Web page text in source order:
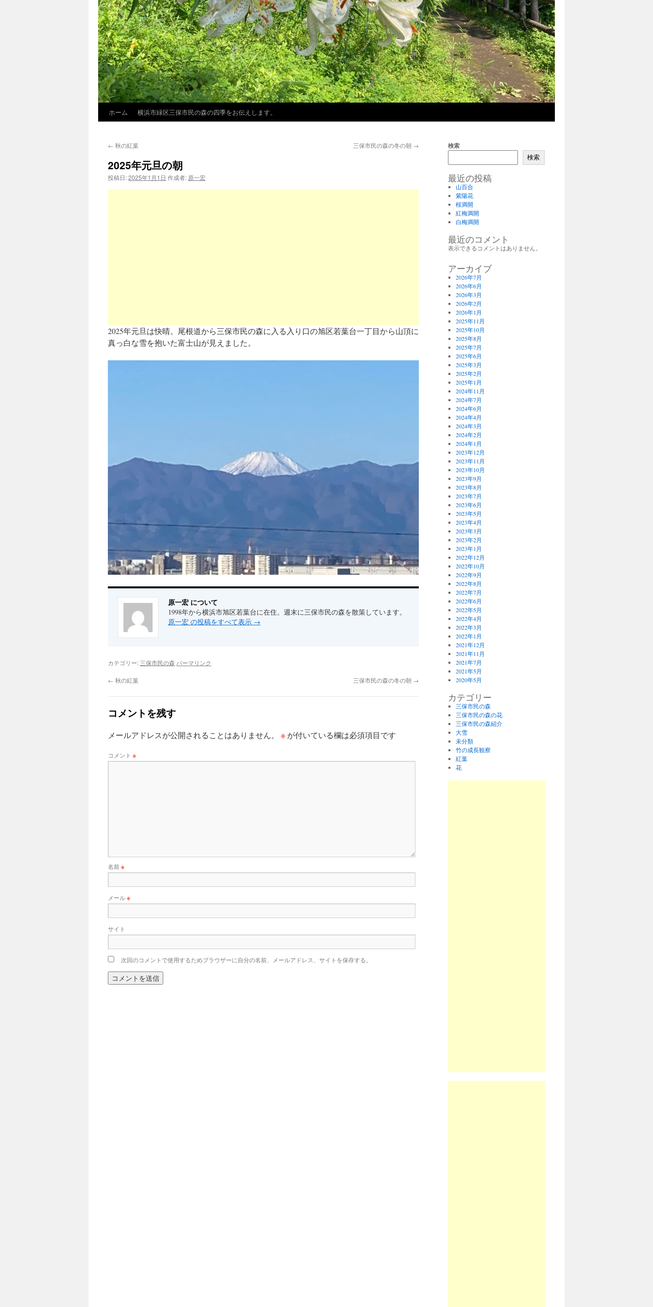
ホーム 横浜市緑区三保市民の森の四季をお伝えします。
← 秋の紅葉 三保市民の森の冬の朝 →
2025年元旦の朝
投稿日:2025年1月1日 作成者: 原一宏
2025年元旦は快晴。尾根道から三保市民の森に入る入り口の旭区若葉台一丁目から山頂に
真っ白な雪を抱いた富士山が見えました。
原一宏 について
1998年から横浜市旭区若葉台に在住。週末に三保市民の森を散策しています。
原一宏 の投稿をすべて表示 →
カテゴリー: 三保市民の森 パーマリンク
← 秋の紅葉 三保市民の森の冬の朝 →
コメントを残す
メールアドレスが公開されることはありません。 ※ が付いている欄は必須項目です
コメント ※
名前※
メール※
サイト
次回のコメントで使用するためブラウザーに自分の名前、メールアドレス、サイトを保存する。
検索
検索
最近の投稿
山百合
紫陽花
桜満開
紅梅満開
白梅満開
最近のコメント
表示できるコメントはありません。
アーカイブ
2026年7月
2026年6月
2026年3月
2026年2月
2026年1月
2025年11月
2025年10月
2025年8月
2025年7月
2025年6月
2025年3月
2025年2月
2025年1月
2024年11月
2024年7月
2024年6月
2024年4月
2024年3月
2024年2月
2024年1月
2023年12月
2023年11月
2023年10月
2023年9月
2023年8月
2023年7月
2023年6月
2023年5月
2023年4月
2023年3月
2023年2月
2023年1月
2022年12月
2022年10月
2022年9月
2022年8月
2022年7月
2022年6月
2022年5月
2022年4月
2022年3月
2022年1月
2021年12月
2021年11月
2021年7月
2021年5月
2020年5月
カテゴリー
三保市民の森
三保市民の森の花
三保市民の森紹介
大雪
未分類
竹の成長観察
紅葉
花